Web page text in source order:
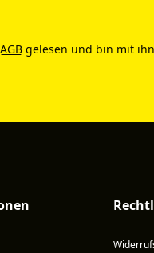
AGB gelesen und bin mit